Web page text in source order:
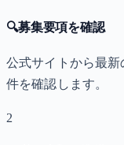
🔍募集要項を確認
公式サイトから最
件を確認します。
2